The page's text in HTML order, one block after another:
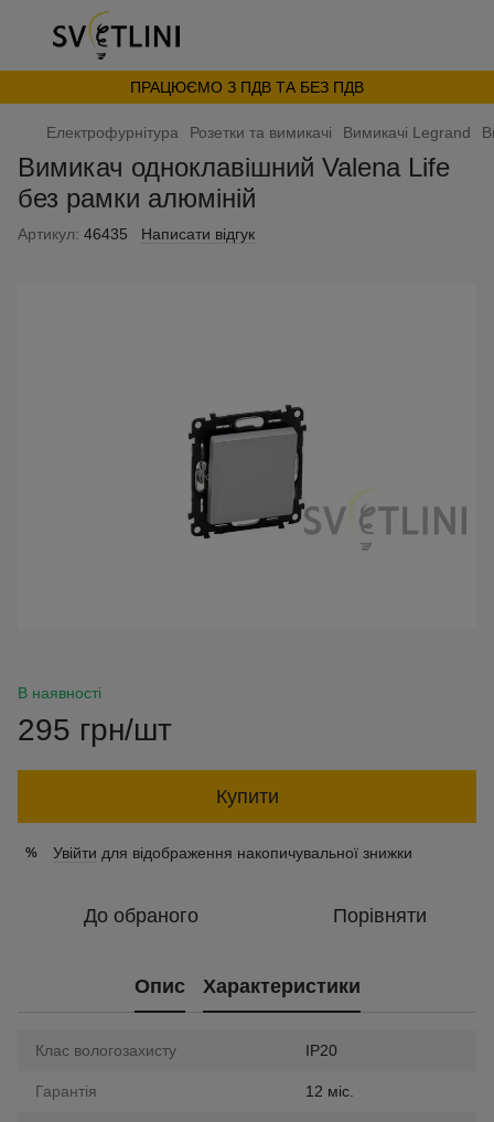
ПРАЦЮЄМО З ПДВ ТА БЕЗ ПДВ
Електрофурнітура Розетки та вимикачі Вимикачі Legrand
Вимикач одноклавішний Valena Life
без рамки алюміній
Артикул: 46435 Написати відгук
В наявності
295 грн/шт
Купити
% Увійти для відображення накопичувальної знижки
До обраного Порівняти
Опис Характеристики
Клас вологозахисту IP20
Гарантія 12 міс.